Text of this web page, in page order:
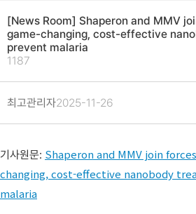
[News Room] Shaperon and MMV
game-changing, cost-effective
prevent malaria
1187
최고관리자2025-11-26
기사원문: Shaperon and MMV join
changing, cost-effective nanobody
malaria